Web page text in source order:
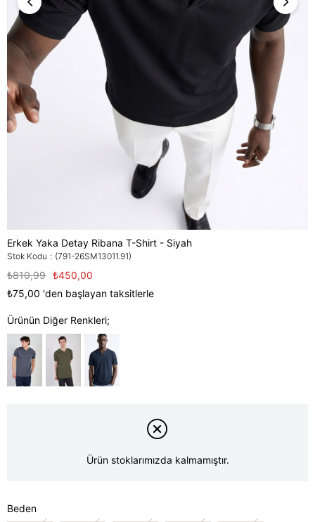
Erkek Yaka Detay Ribana T-Shirt - Siyah
Stok Kodu (791-26SM13011.91)
₺810,99 ₺450,00
₺75,00 'den başlayan taksitlerle
Ürünün Diğer Renkleri;
Ürün stoklarımızda kalmamıştır.
Beden